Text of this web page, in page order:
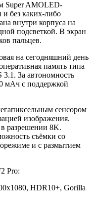
Super AMOLED-
без каких-либо
внутри корпуса на
подсветкой. В экран
пальцев.
на сегодняшний день
память типа
За автономность
мАч с поддержкой
сенсором
изображения.
разрешении 8K.
съёмки со
и с размытием
Pro:
HDR10+, Gorilla